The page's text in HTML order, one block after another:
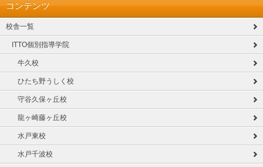
コンテンツ
校舎一覧
ITTO個別指導学院
牛久校
ひたち野うしく校
守谷久保ヶ丘校
龍ヶ崎藤ヶ丘校
水戸東校
水戸千波校